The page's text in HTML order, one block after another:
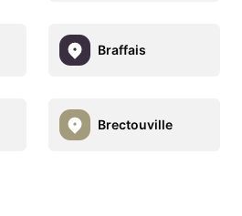
Braffais
Brectouville